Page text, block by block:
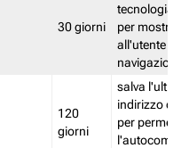
30 giorni
tecnologia
per
all'utente
navigazione
120
giorni
salva l'ultimo
indirizzo di
per